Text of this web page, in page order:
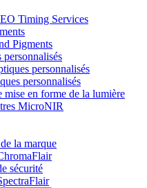
Timing Services
Pigments
personnalisés
personnalisés
mise en forme de la lumière
MicroNIR
la marque
sécurité